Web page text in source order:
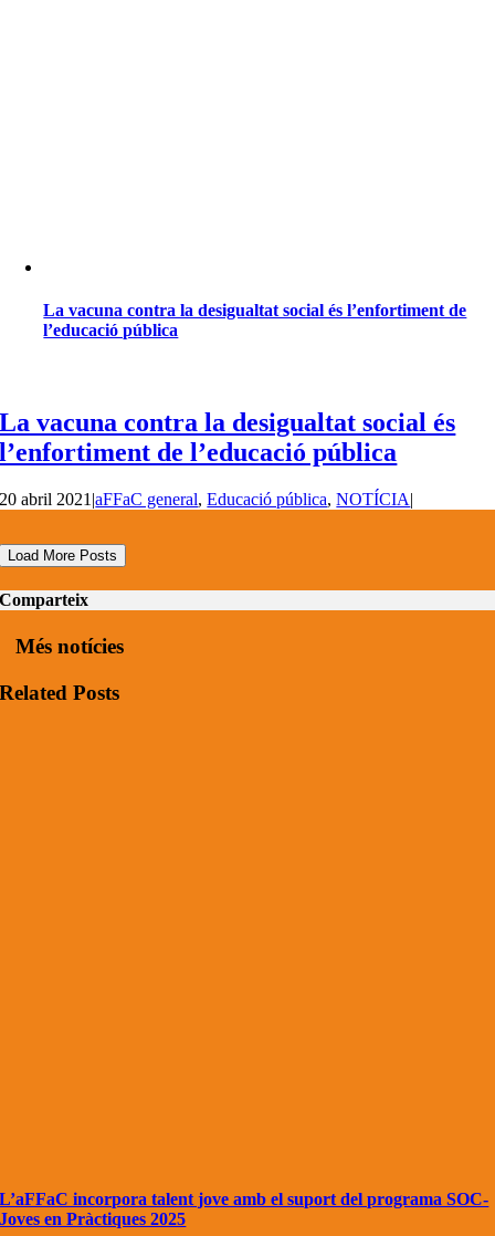
La vacuna contra la desigualtat social és l’enfortiment de
l’educació pública
La vacuna contra la desigualtat social és
l’enfortiment de l’educació pública
20 abril 2021 |aFFaC general,Educació pública,NOTÍCIA|
Load More Posts
Comparteix
Més notícies
Related Posts
L’aFFaC incorpora talent jove amb el suport del programa SOC-
Joves en Pràctiques 2025